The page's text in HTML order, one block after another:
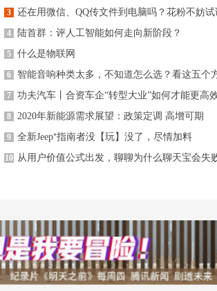
3 还在用微信、QQ传文件到电脑吗？花粉不妨试
4 陆首群：评人工智能如何走向新阶段？
5 什么是物联网
6 智能音响种类太多，不知道怎么选？看这五个
7 功夫汽车丨合资车企“转型大业”如何才能更高
8 2020年新能源需求展望：政策定调 高增可期
9 全新Jeep⁺指南者没【玩】没了，尽情加料
10 从用户价值公式出发，聊聊为什么聊天宝会失